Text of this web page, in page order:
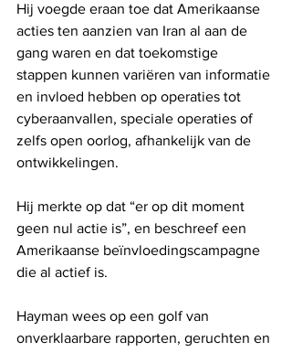
Hij voegde eraan toe dat Amerikaanse
acties ten aanzien van Iran al aan de
gang waren en dat toekomstige
stappen kunnen variëren van informatie
en invloed hebben op operaties tot
cyberaanvallen, speciale operaties of
zelfs open oorlog, afhankelijk van de
ontwikkelingen.
Hij merkte op dat “er op dit moment
geen nul actie is”, en beschreef een
Amerikaanse beïnvloedingscampagne
die al actief is.
Hayman wees op een golf van
onverklaarbare rapporten, geruchten en